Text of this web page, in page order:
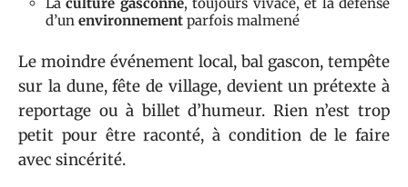
d’un environnement parfois malmené
Le moindre événement local, bal gascon, tempête
sur la dune, fête de village, devient un prétexte à
reportage ou à billet d’humeur. Rien n’est trop
petit pour être raconté, à condition de le faire
avec sincérité.